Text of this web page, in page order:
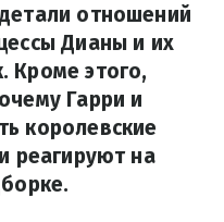
отношений
Дианы и их
Кроме этого,
Гарри и
королевские
реагируют на